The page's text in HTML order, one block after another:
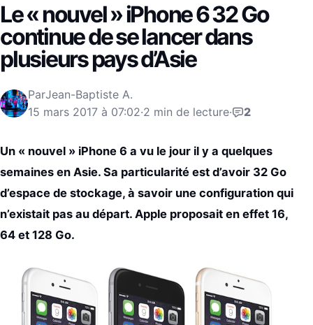
Le « nouvel » iPhone 6 32 Go
continue de se lancer dans
plusieurs pays d’Asie
ParJean-Baptiste A.
15 mars 2017 à 07:02·2 min de lecture· 2
Un « nouvel » iPhone 6 a vu le jour il y a quelques
semaines en Asie. Sa particularité est d’avoir 32 Go
d’espace de stockage, à savoir une configuration qui
n’existait pas au départ. Apple proposait en effet 16,
64 et 128 Go.